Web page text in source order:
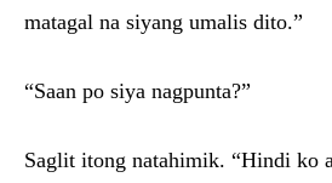
matagal na siyang umalis dito.”
“Saan po siya nagpunta?”
Saglit itong natahimik. “Hindi ko